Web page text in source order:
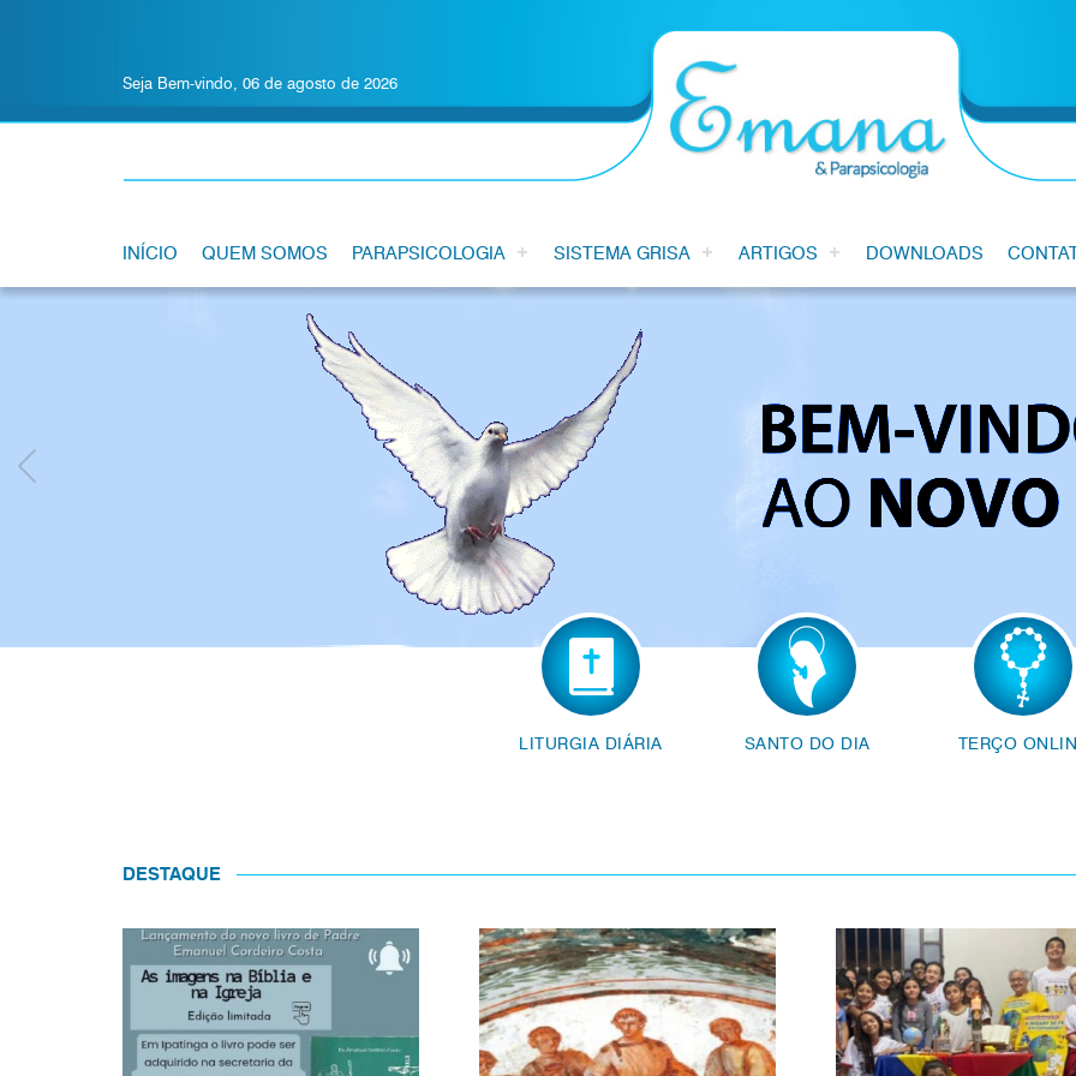
Seja Bem-vindo, 06 de agosto de 2026
INÍCIO QUEM SOMOS PARAPSICOLOGIA SISTEMA GRISA ARTIGOS DOWNLOADS
LITURGIA DIÁRIA SANTO DO DIA TERÇO
DESTAQUE